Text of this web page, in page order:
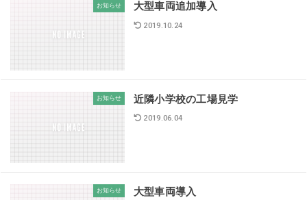
お知らせ 大型車両追加導入
2019.10.24
お知らせ 近隣小学校の工場見学
2019.06.04
お知らせ 大型車両導入